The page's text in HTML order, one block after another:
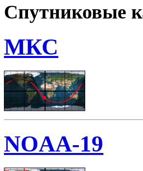
Спутниковые
МКС
NOAA-19